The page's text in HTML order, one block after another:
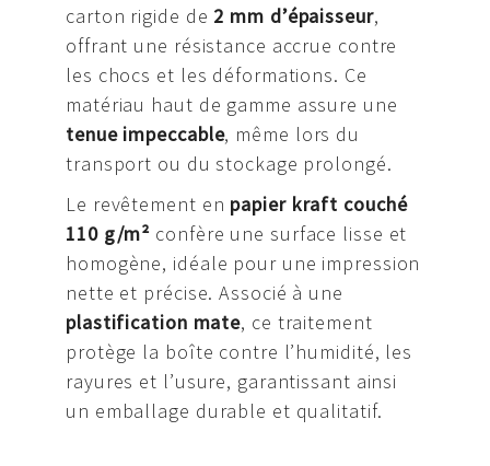
carton rigide de 2 mm d’épaisseur,
offrant une résistance accrue contre
les chocs et les déformations. Ce
matériau haut de gamme assure une
tenue impeccable, même lors du
transport ou du stockage prolongé.
Le revêtement en papier kraft couché
110 g/m² confère une surface lisse et
homogène, idéale pour une impression
nette et précise. Associé à une
plastification mate, ce traitement
protège la boîte contre l’humidité, les
rayures et l’usure, garantissant ainsi
un emballage durable et qualitatif.